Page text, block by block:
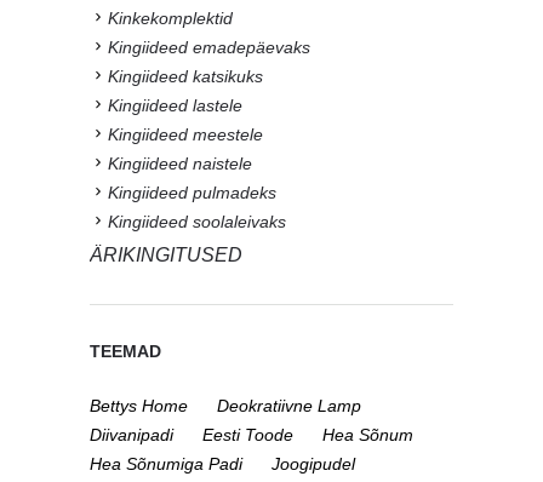
Kinkekomplektid
Kingiideed emadepäevaks
Kingiideed katsikuks
Kingiideed lastele
Kingiideed meestele
Kingiideed naistele
Kingiideed pulmadeks
Kingiideed soolaleivaks
ÄRIKINGITUSED
TEEMAD
Bettys Home
Deokratiivne Lamp
Diivanipadi
Eesti Toode
Hea Sõnum
Hea Sõnumiga Padi
Joogipudel